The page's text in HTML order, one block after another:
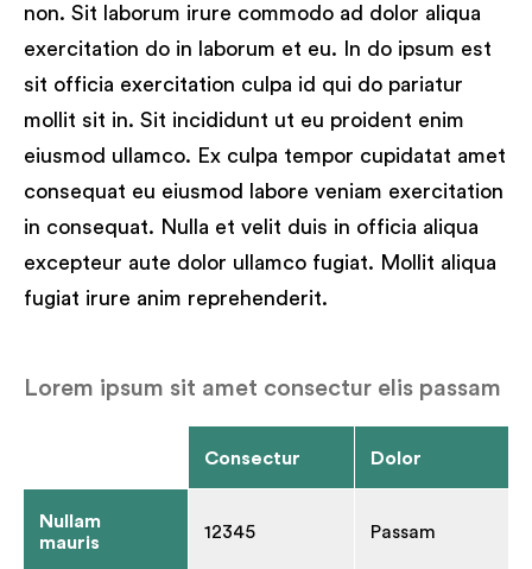
non. Sit laborum irure commodo ad dolor aliqua
exercitation do in laborum et eu. In do ipsum est
sit officia exercitation culpa id qui do pariatur
mollit sit in. Sit incididunt ut eu proident enim
eiusmod ullamco. Ex culpa tempor cupidatat amet
consequat eu eiusmod labore veniam exercitation
in consequat. Nulla et velit duis in officia aliqua
excepteur aute dolor ullamco fugiat. Mollit aliqua
fugiat irure anim reprehenderit.
Lorem ipsum sit amet consectur elis passam
Consectur Dolor
Nullam
mauris
12345 Passam